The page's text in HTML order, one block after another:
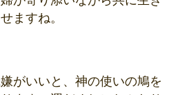
ますね。
がいいと、神の使いの鳩を